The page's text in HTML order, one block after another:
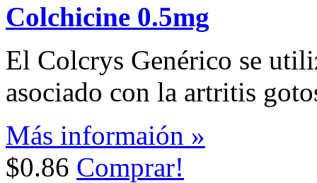
Colchicine 0.5mg
El Colcrys Genérico se
asociado con la artritis
Más informaión »
$0.86 Comprar!